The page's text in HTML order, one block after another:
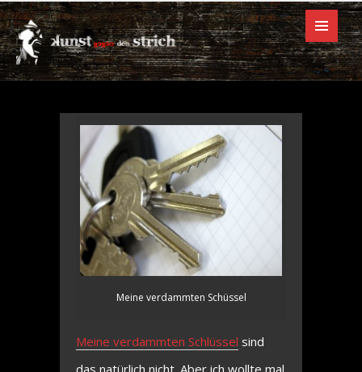
Schlüssel
Meine verdammten Schüssel
Meine verdammten Schlüssel sind